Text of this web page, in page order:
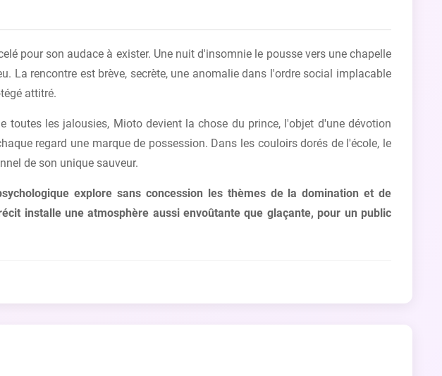
pour son audace à exister. Une nuit d'insomnie le pousse vers une chapelle
La rencontre est brève, secrète, une anomalie dans l'ordre social implacable
attitré.
toutes les jalousies, Mioto devient la chose du prince, l'objet d'une dévotion
regard une marque de possession. Dans les couloirs dorés de l'école, le
de son unique sauveur.
explore sans concession les thèmes de la domination et de
installe une atmosphère aussi envoûtante que glaçante, pour un public